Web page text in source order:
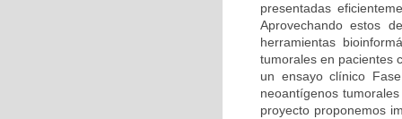
presentadas
Aprovechando estos
herramientas
tumorales en pacientes
un ensayo clínico
neoantígenos
proyecto proponemos